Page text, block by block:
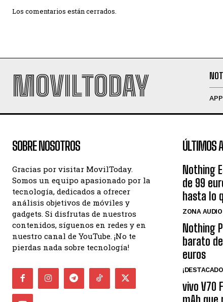
Los comentarios están cerrados.
MOVILTODAY
SOBRE NOSOTROS
Gracias por visitar MovilToday.
Somos un equipo apasionado por la
tecnología, dedicados a ofrecer
análisis objetivos de móviles y
gadgets. Si disfrutas de nuestros
contenidos, síguenos en redes y en
nuestro canal de YouTube. ¡No te
pierdas nada sobre tecnología!
ÚLTIMOS
Nothing
de 99
hasta lo
ZONA AUDIO
Nothing
barato
euros
vivo V70